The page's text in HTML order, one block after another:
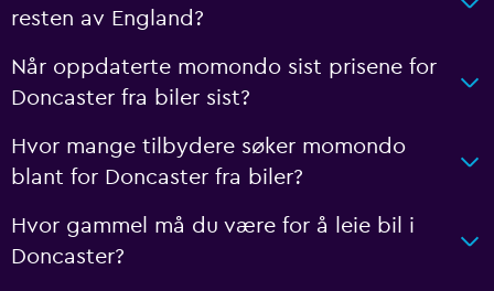
resten av England?
Når oppdaterte momondo sist prisene for
Doncaster fra biler sist?
Hvor mange tilbydere søker momondo
blant for Doncaster fra biler?
Hvor gammel må du være for å leie bil i
Doncaster?